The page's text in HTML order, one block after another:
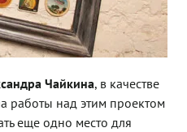
Чайкина, в качестве
работы над этим проектом
еще одно место для